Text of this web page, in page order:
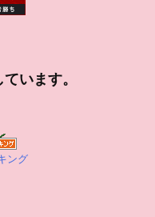
います。
ング